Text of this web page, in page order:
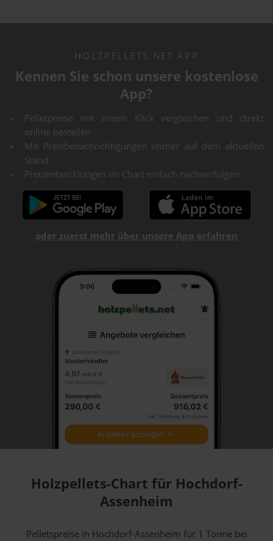
HOLZPELLETS.NET APP
Kennen Sie schon unsere kostenlose
App?
Pelletpreise mit einem Klick vergleichen und direkt
online bestellen
Mit Preisbenachrichtigungen immer auf dem aktuellen
Stand
Preisentwicklungen im Chart einfach nachverfolgen
oder zuerst mehr über unsere App erfahren
Holzpellets-Chart für Hochdorf-
Assenheim
Pelletspreise in Hochdorf-Assenheim für 1 Tonne bei